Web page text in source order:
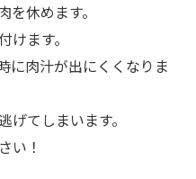
休めます。
ます。
に肉汁が出にくくなりま
てしまいます。
い！